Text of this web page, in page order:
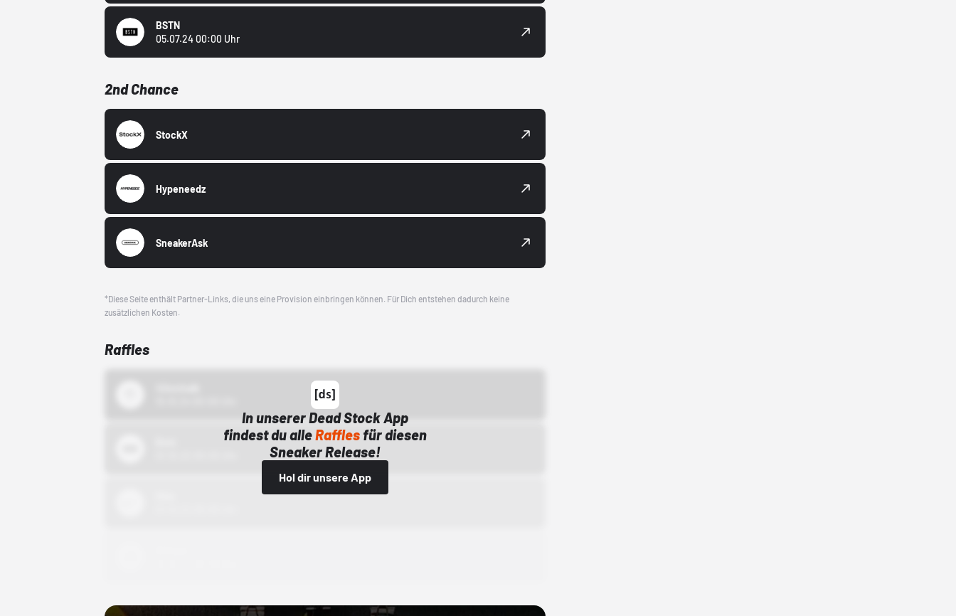
BSTN
05.07.24 00:00 Uhr
2nd Chance
StockX
Hypeneedz
SneakerAsk
*Diese Seite enthält Partner-Links, die uns eine Provision einbringen können. Für Dich entstehen dadurch keine
zusätzlichen Kosten.
Raffles
In unserer Dead Stock App
findest du alleRaffles für diesen
Sneaker Release!
Hol dir unsere App